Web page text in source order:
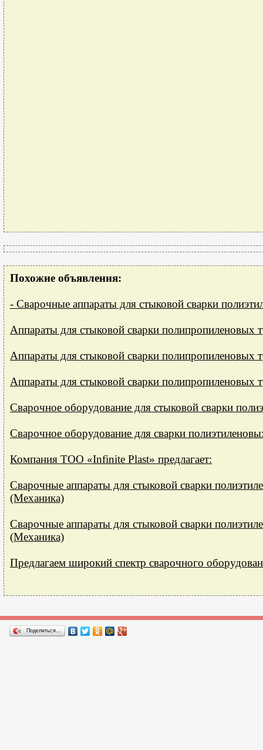
Похожие объявления:
- Сварочные аппараты для стыковой сварки
Аппараты для стыковой сварки
Аппараты для стыковой сварки
Аппараты для стыковой сварки
Сварочное оборудование для стыковой сварки
Сварочное оборудование для сварки
Компания ТОО «Infinite Plast» предлагает:
Сварочные аппараты для стыковой сварки
(Механика)
Сварочные аппараты для стыковой сварки
(Механика)
Предлагаем широкий спектр сварочного
Поделиться…